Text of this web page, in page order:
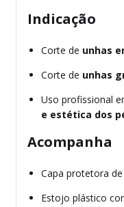
Indicação
Corte de unhas
Corte de unhas
Uso profissional
e estética dos
Acompanha
Capa protetora
Estojo plástico